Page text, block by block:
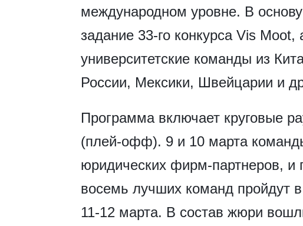
международном уровне. В
задание 33-го конкурса Vis
университетские команды из
России, Мексики, Швейцарии и
Программа включает круговые
(плей-офф). 9 и 10 марта
юридических фирм-партнеров, и
восемь лучших команд пройдут
11-12 марта. В состав жюри